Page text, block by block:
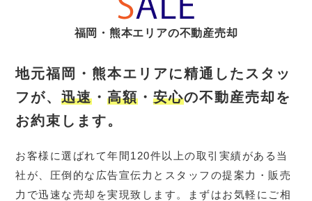
福岡・熊本エリアの不動産売却
地元福岡・熊本エリアに精通したスタッ
フが、迅速 ・高額 ・安心の不動産売却を
お約束します。
お客様に選ばれて年間120件以上の取引実績がある当
社が、圧倒的な広告宣伝力とスタッフの提案力・販売
力で迅速な売却を実現致します。まずはお気軽にご相